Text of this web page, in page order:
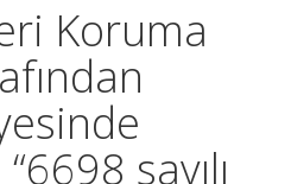
Koruma
sayılı